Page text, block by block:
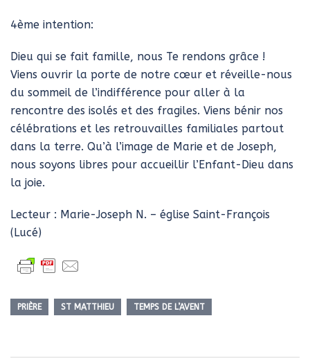
4ème intention:
Dieu qui se fait famille, nous Te rendons grâce !
Viens ouvrir la porte de notre cœur et réveille-nous
du sommeil de l’indifférence pour aller à la
rencontre des isolés et des fragiles. Viens bénir nos
célébrations et les retrouvailles familiales partout
dans la terre. Qu’à l’image de Marie et de Joseph,
nous soyons libres pour accueillir l’Enfant-Dieu dans
la joie.
Lecteur : Marie-Joseph N. – église Saint-François
(Lucé)
PRIÈRE ST MATTHIEU TEMPS DE L’AVENT